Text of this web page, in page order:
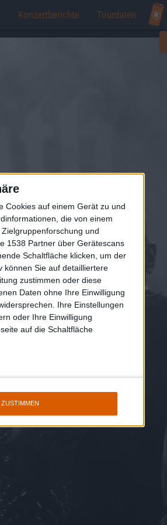
Cookies auf einem Gerät zu und
die von einem
und
1538 Partner über Gerätescans
Schaltfläche klicken, um der
können Sie auf detailliertere
zustimmen oder diese
Daten ohne Ihre Einwilligung
Ihre Einstellungen
oder Ihre Einwilligung
auf die Schaltfläche
ZUSTIMMEN
Konzertberichte Tourdaten